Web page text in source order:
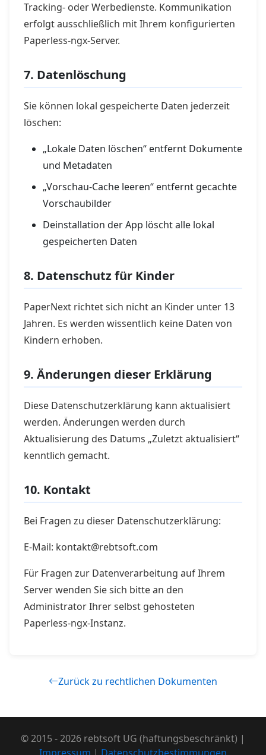
Tracking- oder Werbedienste. Kommunikation
erfolgt ausschließlich mit Ihrem konfigurierten
Paperless-ngx-Server.
7. Datenlöschung
Sie können lokal gespeicherte Daten jederzeit
löschen:
„Lokale Daten löschen“ entfernt Dokumente
und Metadaten
„Vorschau-Cache leeren“ entfernt gecachte
Vorschaubilder
Deinstallation der App löscht alle lokal
gespeicherten Daten
8. Datenschutz für Kinder
PaperNext richtet sich nicht an Kinder unter 13
Jahren. Es werden wissentlich keine Daten von
Kindern erhoben.
9. Änderungen dieser Erklärung
Diese Datenschutzerklärung kann aktualisiert
werden. Änderungen werden durch
Aktualisierung des Datums „Zuletzt aktualisiert“
kenntlich gemacht.
10. Kontakt
Bei Fragen zu dieser Datenschutzerklärung:
E-Mail: kontakt@rebtsoft.com
Für Fragen zur Datenverarbeitung auf Ihrem
Server wenden Sie sich bitte an den
Administrator Ihrer selbst gehosteten
Paperless-ngx-Instanz.
Zurück zu rechtlichen Dokumenten
© 2015 - 2026 rebtsoft UG (haftungsbeschränkt) |